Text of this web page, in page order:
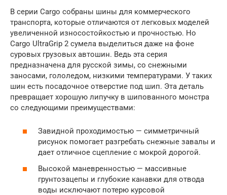
В серии Cargo собраны шины для коммерческого
транспорта, которые отличаются от легковых моделей
увеличенной износостойкостью и прочностью. Но
Cargo UltraGrip 2 сумела выделиться даже на фоне
суровых грузовых автошин. Ведь эта серия
предназначена для русской зимы, со снежными
заносами, гололедом, низкими температурами. У таких
шин есть посадочное отверстие под шип. Эта деталь
превращает хорошую липучку в шипованного монстра
со следующими преимуществами:
Завидной проходимостью — симметричный
рисунок помогает разгребать снежные завалы и
дает отличное сцепление с мокрой дорогой.
Высокой маневренностью — массивные
грунтозацепы и глубокие канавки для отвода
воды исключают потерю курсовой